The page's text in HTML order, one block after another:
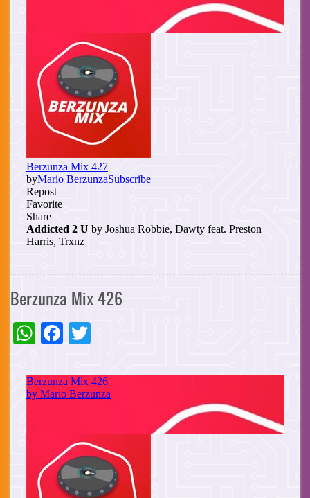
Berzunza Mix 426
WhatsApp
Facebook